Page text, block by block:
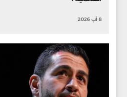
8 آب 2026